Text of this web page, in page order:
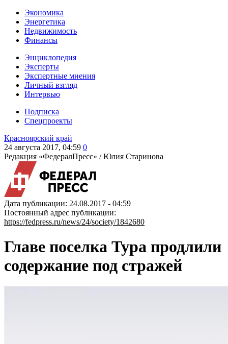
Экономика
Энергетика
Недвижимость
Финансы
Энциклопедия
Эксперты
Экспертные мнения
Личный взгляд
Интервью
Подписка
Спецпроекты
Красноярский край
24 августа 2017, 04:59 0
Редакция «ФедералПресс» /Юлия Старинова
Дата публикации: 24.08.2017 - 04:59
Постоянный адрес публикации:
https://fedpress.ru/news/24/society/1842680
Главе поселка Тура продлили
содержание под стражей